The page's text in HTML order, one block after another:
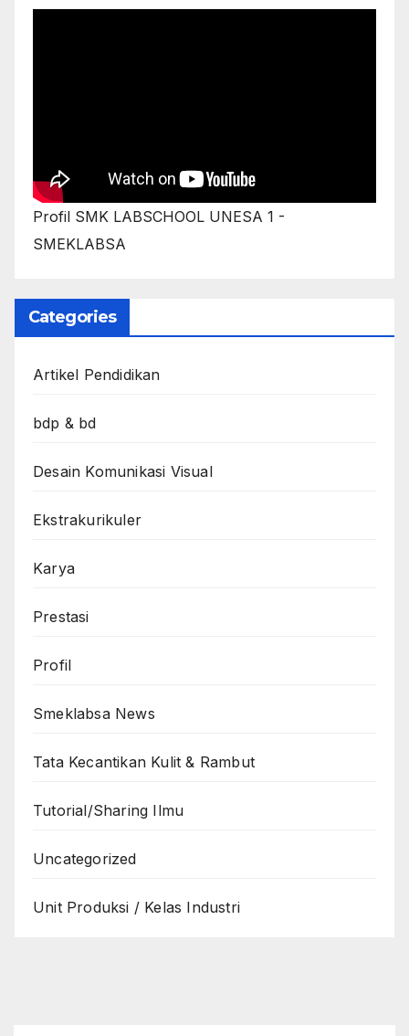
Profil SMK LABSCHOOL UNESA 1 -
SMEKLABSA
Categories
Artikel Pendidikan
bdp & bd
Desain Komunikasi Visual
Ekstrakurikuler
Karya
Prestasi
Profil
Smeklabsa News
Tata Kecantikan Kulit & Rambut
Tutorial/Sharing Ilmu
Uncategorized
Unit Produksi / Kelas Industri